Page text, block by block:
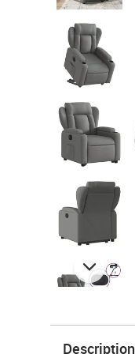
Description